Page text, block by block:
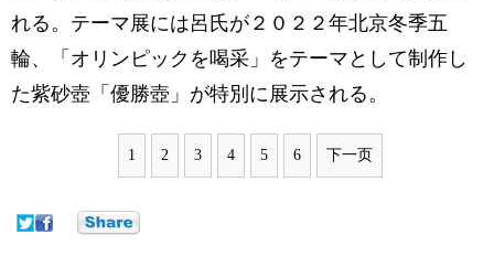
れる。テーマ展には呂氏が２０２２年北京冬季五
輪、「オリンピックを喝采」をテーマとして制作し
た紫砂壺「優勝壺」が特別に展示される。
1 2 3 4 5 6 下一页